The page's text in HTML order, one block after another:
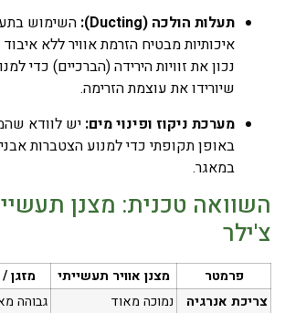
תעלות הולכה (Ducting):
השימוש
איכותיות מבטיח הזרמת אוויר ללא
נכון את זוויות הירידה (הברכיים) כדי
שיורידו את עוצמת הזרימה.
מערכת ניקוז ופינוי מים: יש לוודא
באופן תקופתי כדי למנוע הצטברות
במאגר.
השוואה טכנית: מצנן
צ'ילר
פרמטר מצנן אוויר תעשייתי
מזגן
צריכת אנרגיה
נמוכה מאוד
גבוהה